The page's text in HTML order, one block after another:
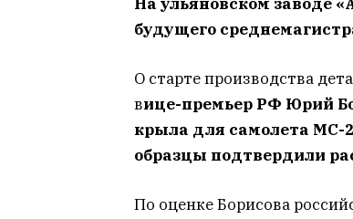
будущего
О старте производства
вице-премьер РФ Юрий
крыла для самолета МС-
образцы подтвердили
По оценке Борисова